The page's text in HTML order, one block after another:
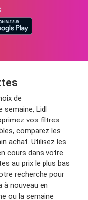
de
semaine, Lidl
vos filtres
comparez les
achat. Utilisez les
cours dans votre
au prix le plus bas
recherche pour
à nouveau en
ou la semaine